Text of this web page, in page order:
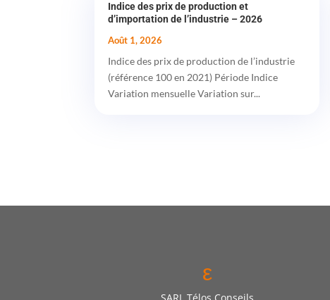
Indice des prix de production et
d’importation de l’industrie – 2026
Août 1, 2026
Indice des prix de production de l’industrie
(référence 100 en 2021) Période Indice
Variation mensuelle Variation sur...
ε
SARL Télos Conseils